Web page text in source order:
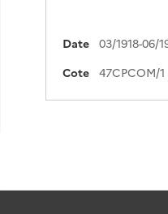
Date
03/1918-06/
Cote
47CPCOM/